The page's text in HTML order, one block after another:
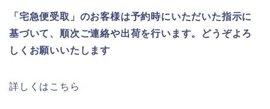
「宅急便受取」のお客様は予約時にいただいた指示に
基づいて、順次ご連絡や出荷を行います。どうぞよろ
しくお願いいたします
詳しくはこちら